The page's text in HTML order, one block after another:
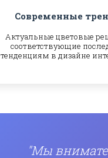
Современные
Актуальные цветовые
соответствующие
тенденциям в дизайне
"Мы